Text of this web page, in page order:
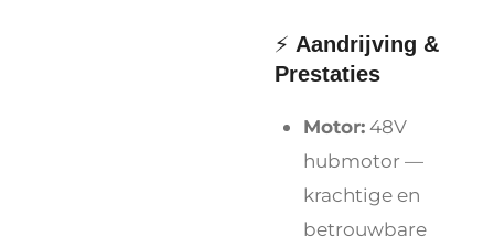
⚡ Aandrijving &
Prestaties
Motor:48V
hubmotor —
krachtige en
betrouwbare